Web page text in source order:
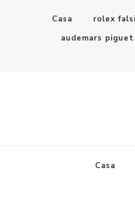
Casa rolex falsi
audemars
Casa